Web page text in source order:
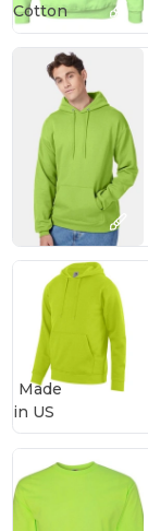
Cotton
Made
in US